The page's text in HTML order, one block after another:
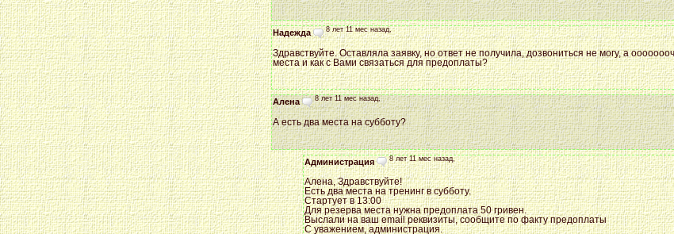
Надежда 8 лет 11 мес назад,
Здравствуйте. Оставляла заявку, но ответ не получила, дозвониться не могу, а
места и как с Вами связаться для предоплаты?
Алена 8 лет 11 мес назад,
А есть два места на субботу?
Администрация 8 лет 11 мес назад,
Алена, Здравствуйте!
Есть два места на тренинг в субботу.
Стартует в 13:00
Для резерва места нужна предоплата 50 гривен.
Выслали на ваш email реквизиты, сообщите по факту предоплаты
С уважением, администрация.